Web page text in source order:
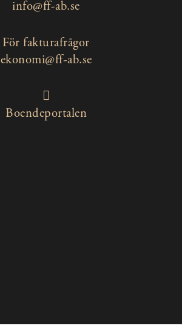
info@ff-ab.se
För fakturafrågor
ekonomi@ff-ab.se
Boendeportalen